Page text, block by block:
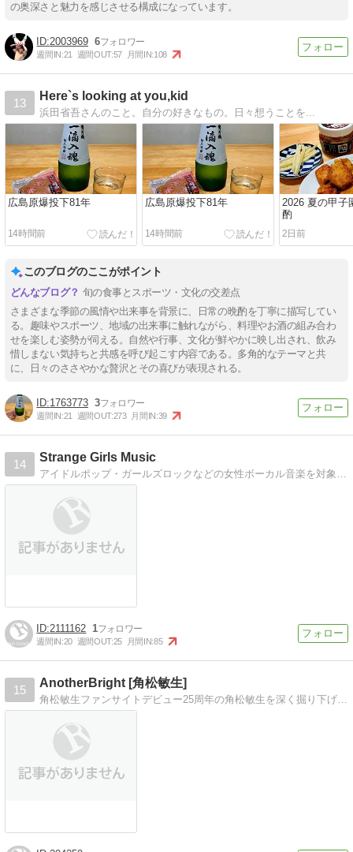
の奥深さと魅力を感じさせる構成になっています。
2003969 6
週間IN:21 週間OUT:57 月間IN:108
13
Here`s looking at you,kid
浜田省吾さんのこと。自分の好きなもの。日々想うことを...
広島原爆投下81年
14時間前
広島原爆投下81年
14時間前
2026 夏の甲子
酌
2日前
このブログのここがポイント
旬の食事とスポーツ・文化の交差点
さまざまな季節の風情や出来事を背景に、日常の晩酌を丁寧に描写してい
る。趣味やスポーツ、地域の出来事に触れながら、料理やお酒の組み合わ
せを楽しむ姿勢が伺える。自然や行事、文化が鮮やかに映し出され、飲み
惜しまない気持ちと共感を呼び起こす内容である。多角的なテーマと共
に、日々のささやかな贅沢とその喜びが表現される。
1763773 3
週間IN:21 週間OUT:273 月間IN:39
14
Strange Girls Music
2111162 1
週間IN:20 週間OUT:25 月間IN:85
15
AnotherBright [角松敏生]
角松敏生ファンサイトデビュー25周年の角松敏生を深く掘り下げてみよう